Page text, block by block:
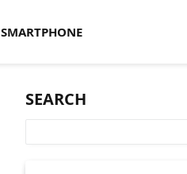
SMARTPHONE
SEARCH